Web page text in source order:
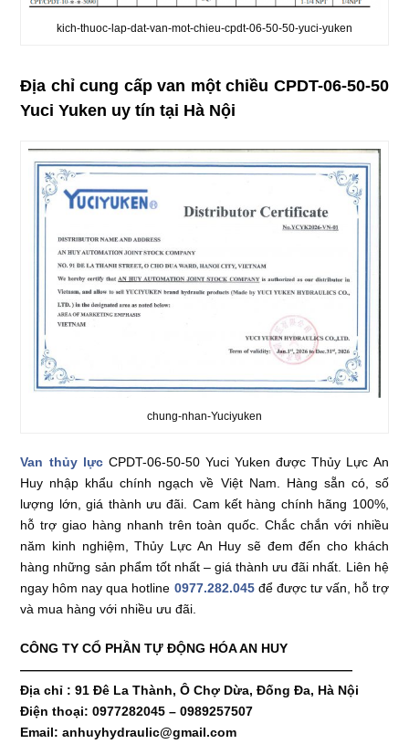
kich-thuoc-lap-dat-van-mot-chieu-cpdt-06-50-50-yuci-yuken
Địa chỉ cung cấp van một chiều CPDT-06-50-50
Yuci Yuken uy tín tại Hà Nội
chung-nhan-Yuciyuken
Van thủy lựcCPDT-06-50-50 Yuci Yuken được Thủy Lực An
Huy nhập khẩu chính ngạch về Việt Nam. Hàng sẵn có, số
lượng lớn, giá thành ưu đãi. Cam kết hàng chính hãng 100%,
hỗ trợ giao hàng nhanh trên toàn quốc. Chắc chắn với nhiều
năm kinh nghiệm, Thủy Lực An Huy sẽ đem đến cho khách
hàng những sản phẩm tốt nhất – giá thành ưu đãi nhất. Liên hệ
ngay hôm nay qua hotline 0977.282.045để được tư vấn, hỗ trợ
và mua hàng với nhiều ưu đãi.
CÔNG TY CỔ PHẦN TỰ ĐỘNG HÓA AN HUY
——————————————————————————
Địa chỉ : 91 Đê La Thành, Ô Chợ Dừa, Đống Đa, Hà Nội
Điện thoại: 0977282045 – 0989257507
Email: anhuyhydraulic@gmail.com